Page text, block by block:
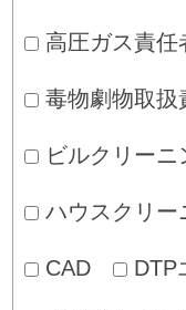
高圧ガス責任
毒物劇物取扱
ビルクリーニ
ハウスクリー
CAD DTP